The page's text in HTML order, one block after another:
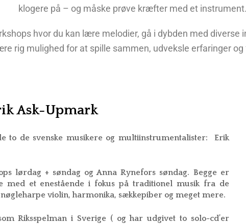
klogere på – og måske prøve kræfter med et instrument.
hvor du kan lære melodier, gå i dybden med
rig mulighed for at spille sammen, udveksle erfaringer
Ask-Upmark
to de svenske musikere og multiinstrumentalister: Erik
lørdag + søndag og Anna Rynefors søndag. Begge er
med et enestående i fokus på traditionel musik fra de
violin, harmonika, sækkepiber og meget mere.
Riksspelman i Sverige ( og har udgivet to solo-cd’er